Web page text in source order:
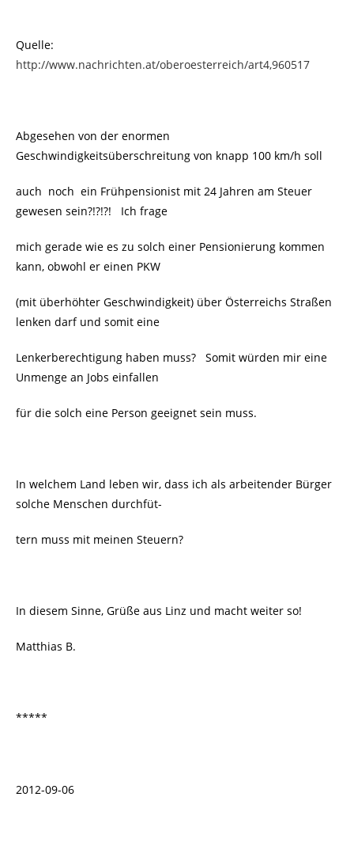
Quelle:
http://www.nachrichten.at/oberoesterreich/art4,960517
Abgesehen von der enormen
Geschwindigkeitsüberschreitung von knapp 100 km/h soll
auch noch ein Frühpensionist mit 24 Jahren am Steuer
gewesen sein?!?!?! Ich frage
mich gerade wie es zu solch einer Pensionierung kommen
kann, obwohl er einen PKW
(mit überhöhter Geschwindigkeit) über Österreichs Straßen
lenken darf und somit eine
Lenkerberechtigung haben muss? Somit würden mir eine
Unmenge an Jobs einfallen
für die solch eine Person geeignet sein muss.
In welchem Land leben wir, dass ich als arbeitender Bürger
solche Menschen durchfüt-
tern muss mit meinen Steuern?
In diesem Sinne, Grüße aus Linz und macht weiter so!
Matthias B.
*****
2012-09-06